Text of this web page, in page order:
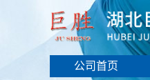
公司首页